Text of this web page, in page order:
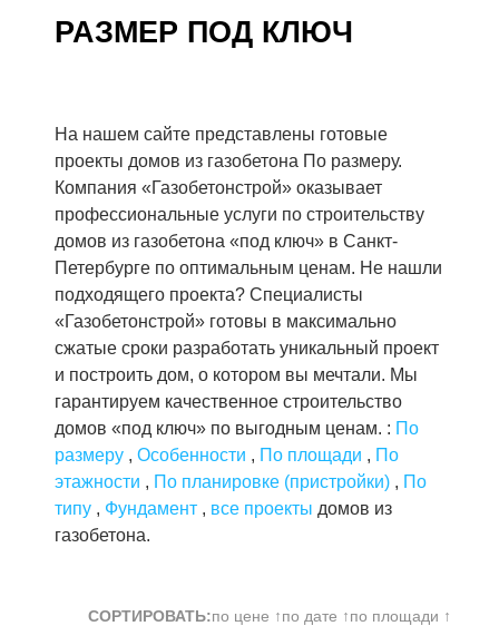
РАЗМЕР ПОД КЛЮЧ
На нашем сайте представлены готовые
проекты домов из газобетона По размеру.
Компания «Газобетонстрой» оказывает
профессиональные услуги по строительству
домов из газобетона «под ключ» в Санкт-
Петербурге по оптимальным ценам. Не нашли
подходящего проекта? Специалисты
«Газобетонстрой» готовы в максимально
сжатые сроки разработать уникальный проект
и построить дом, о котором вы мечтали. Мы
гарантируем качественное строительство
домов «под ключ» по выгодным ценам. : По
размеру , Особенности , По площади , По
этажности , По планировке (пристройки) , По
типу , Фундамент , все проекты домов из
газобетона.
СОРТИРОВАТЬ:по цене ↑по дате ↑по площади ↑